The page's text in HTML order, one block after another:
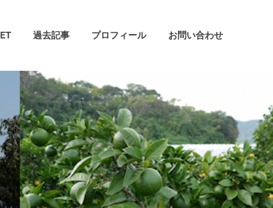
過去記事 プロフィール お問い合わせ